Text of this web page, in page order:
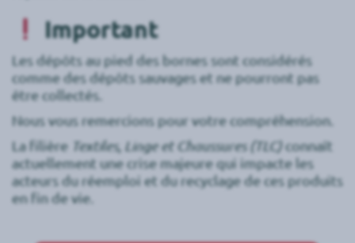
Important
Les dépôts au pied des bornes sont considérés
comme des dépôts sauvages et ne pourront pas
être collectés.
Nous vous remercions pour votre compréhension.
La filière Textiles, Linge et Chaussures (TLC)connaît
actuellement une crise majeure qui impacte les
acteurs du réemploi et du recyclage de ces produits
en fin de vie.